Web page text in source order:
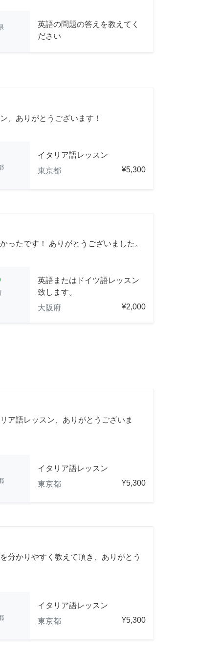
英語の問題の答えを教えてく
ださい
、ありがとうございます！
イタリア語レッスン
東京都
¥5,300
ったです！ ありがとうございました。
英語またはドイツ語レッスン
致します。
大阪府
¥2,000
ア語レッスン、ありがとうございま
イタリア語レッスン
東京都
¥5,300
分かりやすく教えて頂き、ありがとう
イタリア語レッスン
東京都
¥5,300